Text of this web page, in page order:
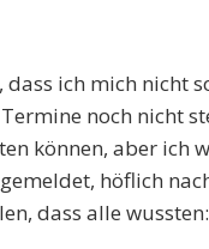
ich mich nicht
noch nicht
können, aber ich
höflich
dass alle